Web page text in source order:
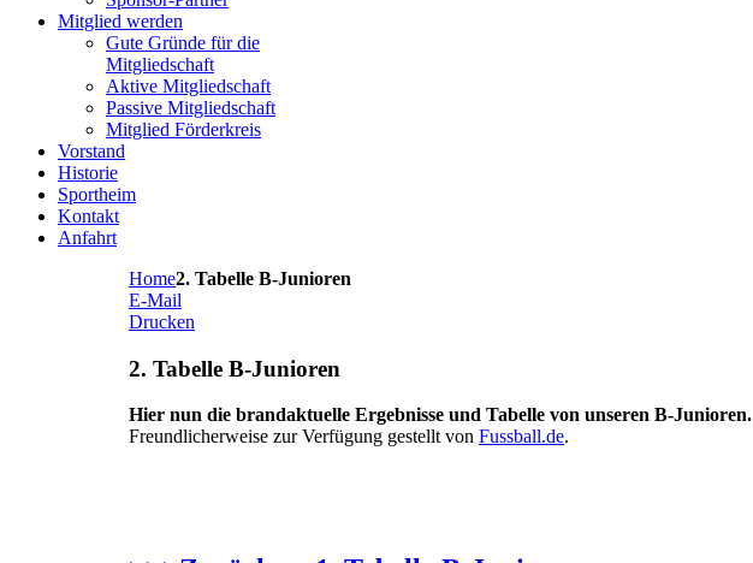
Mitglied werden
Gute Gründe für die
Mitgliedschaft
Aktive Mitgliedschaft
Passive Mitgliedschaft
Mitglied Förderkreis
Vorstand
Historie
Sportheim
Kontakt
Anfahrt
Home2. Tabelle B-Junioren
E-Mail
Drucken
2. Tabelle B-Junioren
Hier nun die brandaktuelle Ergebnisse und Tabelle von unseren B-Junioren.
Freundlicherweise zur Verfügung gestellt von Fussball.de.